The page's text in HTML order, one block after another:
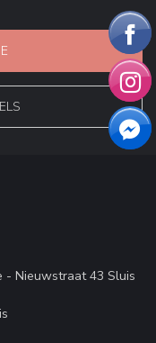
- Nieuwstraat 43 Sluis